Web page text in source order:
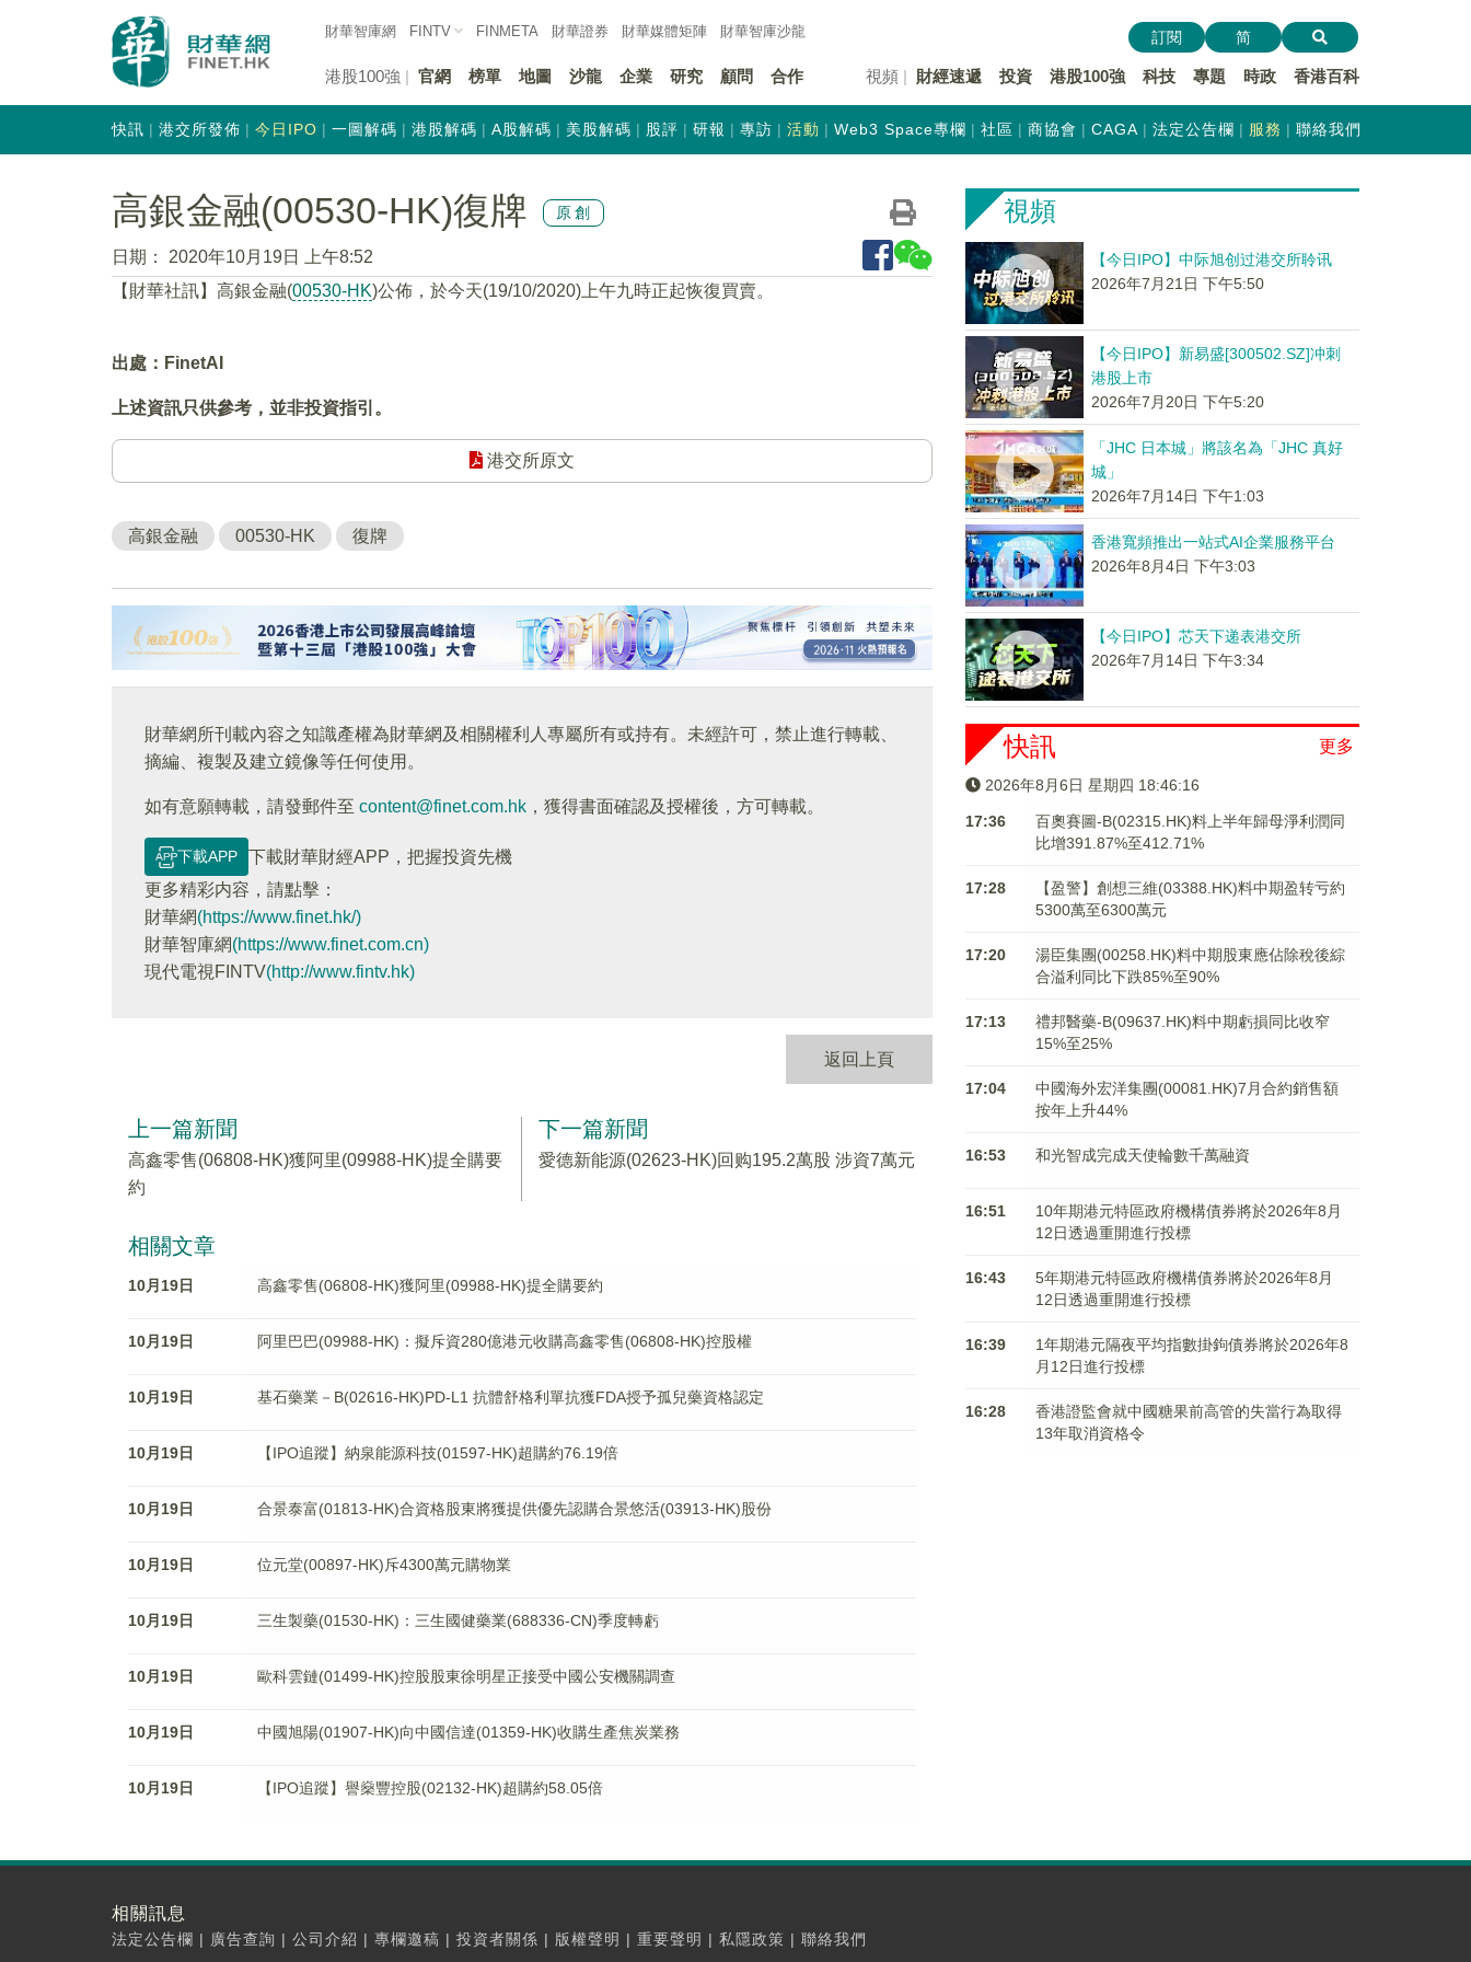
財華智庫網 FINTV FINMETA 財華證券 財華媒體矩陣 財華智庫沙龍
港股100強 官網 榜單 地圖 沙龍 企業 研究 顧問 合作 視頻 財經速遞 投資 港股100強 科技 專題 時政 香港百科
訂閱 简
快訊 港交所發佈 今日IPO 一圖解碼 港股解碼 A股解碼 美股解碼 股評 研報 專訪 活動 Web3 Space專欄 社區 商協會 CAGA 法定公告欄 服務 聯絡我們
高銀金融(00530-HK)復牌 原創
日期：
2020年10月19日 上午8:52
【財華社訊】高銀金融(00530-HK)公佈，於今天(19/10/2020)上午九時正起恢復買賣。
出處：FinetAI
上述資訊只供參考，並非投資指引。
港交所原文
高銀金融 00530-HK 復牌
財華網所刊載內容之知識產權為財華網及相關權利人專屬所有或持有。未經許可，禁止進行轉載、
摘編、複製及建立鏡像等任何使用。
如有意願轉載，請發郵件至 content@finet.com.hk ，獲得書面確認及授權後，方可轉載。
下載APP
下載財華財經APP，把握投資先機
更多精彩内容，請點擊：
財華網(https://www.finet.hk/)
財華智庫網(https://www.finet.com.cn)
現代電視FINTV(http://www.fintv.hk)
返回上頁
上一篇新聞
高鑫零售(06808-HK)獲阿里(09988-HK)提全購要
約
下一篇新聞
愛德新能源(02623-HK)回购195.2萬股 涉資7萬元
相關文章
10月19日 高鑫零售(06808-HK)獲阿里(09988-HK)提全購要約
10月19日 阿里巴巴(09988-HK)：擬斥資280億港元收購高鑫零售(06808-HK)控股權
10月19日 基石藥業－B(02616-HK)PD-L1 抗體舒格利單抗獲FDA授予孤兒藥資格認定
10月19日 【IPO追蹤】納泉能源科技(01597-HK)超購約76.19倍
10月19日 合景泰富(01813-HK)合資格股東將獲提供優先認購合景悠活(03913-HK)股份
10月19日 位元堂(00897-HK)斥4300萬元購物業
10月19日 三生製藥(01530-HK)：三生國健藥業(688336-CN)季度轉虧
10月19日 歐科雲鏈(01499-HK)控股股東徐明星正接受中國公安機關調查
10月19日 中國旭陽(01907-HK)向中國信達(01359-HK)收購生產焦炭業務
10月19日 【IPO追蹤】譽燊豐控股(02132-HK)超購約58.05倍
視頻
【今日IPO】中际旭创过港交所聆讯
2026年7月21日 下午5:50
【今日IPO】新易盛[300502.SZ]冲刺
港股上市
2026年7月20日 下午5:20
「JHC 日本城」將該名為「JHC 真好
城」
2026年7月14日 下午1:03
香港寬頻推出一站式AI企業服務平台
2026年8月4日 下午3:03
【今日IPO】芯天下递表港交所
2026年7月14日 下午3:34
更多
快訊
2026年8月6日 星期四 18:46:17
17:36
百奧賽圖-B(02315.HK)料上半年歸母淨利潤同
比增391.87%至412.71%
17:28
【盈警】創想三維(03388.HK)料中期盈转亏約
5300萬至6300萬元
17:20
湯臣集團(00258.HK)料中期股東應佔除稅後綜
合溢利同比下跌85%至90%
17:13
禮邦醫藥-B(09637.HK)料中期虧損同比收窄
15%至25%
17:04
中國海外宏洋集團(00081.HK)7月合約銷售額
按年上升44%
16:53 和光智成完成天使輪數千萬融資
16:51
10年期港元特區政府機構債券將於2026年8月
12日透過重開進行投標
16:43
5年期港元特區政府機構債券將於2026年8月
12日透過重開進行投標
16:39
1年期港元隔夜平均指數掛鉤債券將於2026年8
月12日進行投標
16:28
香港證監會就中國糖果前高管的失當行為取得
13年取消資格令
相關訊息
法定公告欄 | 廣告查詢 | 公司介紹 | 專欄邀稿 | 投資者關係 | 版權聲明 | 重要聲明 | 私隱政策 | 聯絡我們